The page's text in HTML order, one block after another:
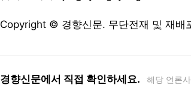
Copyright © 경향신문. 무단전재 및 재배
경향신문에서 직접 확인하세요. 해당 언론